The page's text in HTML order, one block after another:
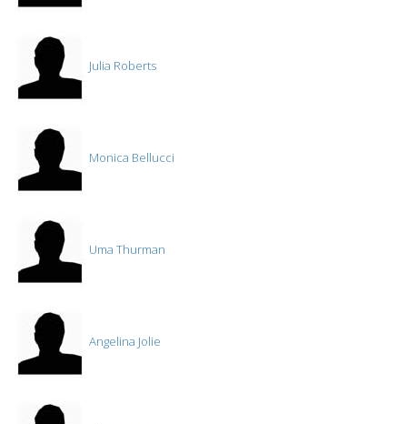
Julia Roberts
Monica Bellucci
Uma Thurman
Angelina Jolie